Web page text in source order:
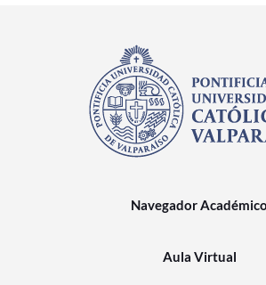
Navegador Académico
Aula Virtual